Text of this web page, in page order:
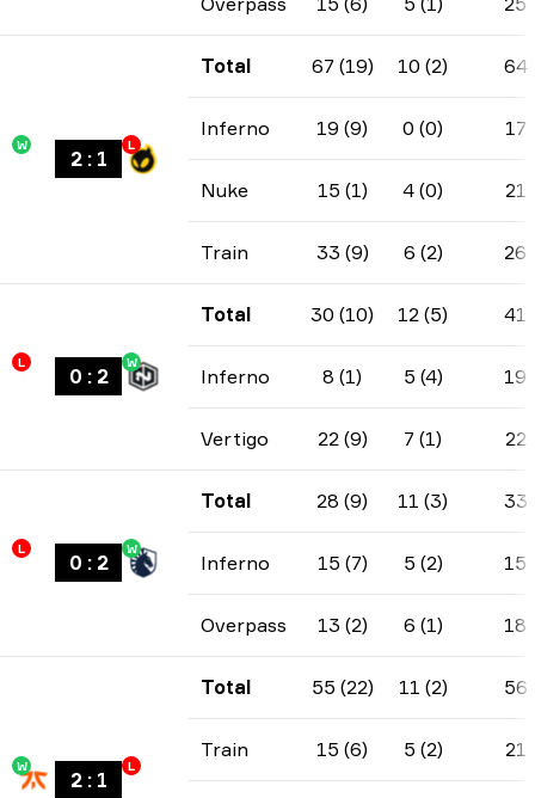
W
2: 1
L
Total 67 (19) 10 (2) 64
Inferno 19 (9) 0 (0) 17
Nuke 15 (1) 4 (0) 21
Train 33 (9) 6 (2) 26
L
0 : 2
W
Total 30 (10) 12 (5) 41
Inferno 8 (1) 5 (4) 19
Vertigo 22 (9) 7 (1) 22
L
0 : 2
W
Total 28 (9) 11 (3) 33
Inferno 15 (7) 5 (2) 15
Overpass 13 (2) 6 (1) 18
W
2: 1
L
Total 55 (22) 11 (2) 56
Train 15 (6) 5 (2) 21